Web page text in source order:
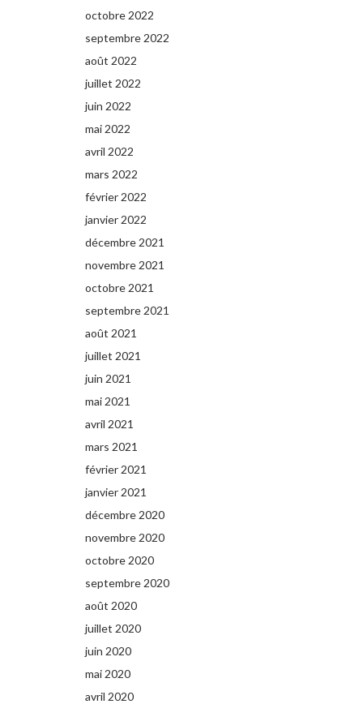
octobre 2022
septembre 2022
août 2022
juillet 2022
juin 2022
mai 2022
avril 2022
mars 2022
février 2022
janvier 2022
décembre 2021
novembre 2021
octobre 2021
septembre 2021
août 2021
juillet 2021
juin 2021
mai 2021
avril 2021
mars 2021
février 2021
janvier 2021
décembre 2020
novembre 2020
octobre 2020
septembre 2020
août 2020
juillet 2020
juin 2020
mai 2020
avril 2020